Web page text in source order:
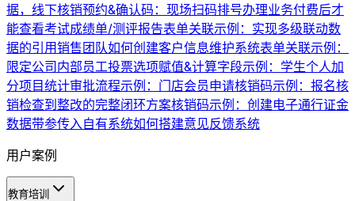
据，线下核销预约&确认码：现场扫码排号办理业务付费后才
能查看考试成绩单/测评报告表单关联示例：实现多级联动数
据的引用销售团队如何创建客户信息维护系统表单关联示例：
限定公司内部员工投票选项赋值&计算字段示例：学生个人加
分项目统计审批流程示例：门店会员申请核销码示例：报名核
销检查到整改的完整闭环方案核销码示例：创建电子通行证金
数据带参传入自有系统如何搭建意见反馈系统
用户案例
教育培训